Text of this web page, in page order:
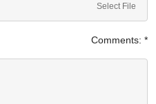
Select File
Comments: *